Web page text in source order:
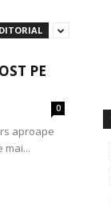
PE
0
aproape
mai...